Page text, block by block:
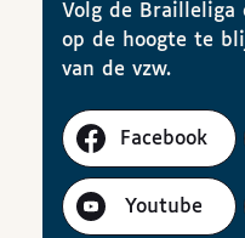
Volg de Brailleliga
op de hoogte te
van de vzw.
Facebook
Youtube